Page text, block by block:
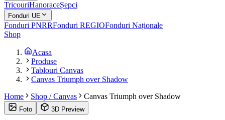
TricouriHanoraceȘepci
Fonduri UE
Fonduri PNRRFonduri REGIOFonduri Naționale
Shop
Acasa
Produse
Tablouri Canvas
Canvas Triumph over Shadow
Home
Shop / Canvas Canvas Triumph over Shadow
Foto 3D Preview